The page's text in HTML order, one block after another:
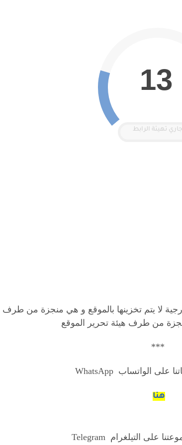
12
جاري تهيئة الرابط
لا يتم تخزينها بالموقع و هي منجزة من طرف
منجزة من طرف هيئة تحرير الموقع
***
على الواتسابWhatsApp
هنا
على التيلغرام Telegram